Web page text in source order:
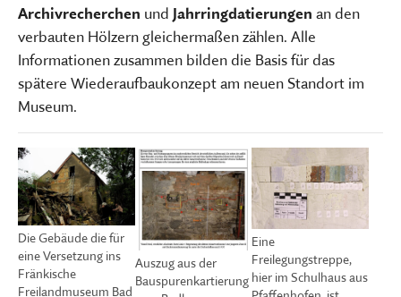
Archivrecherchen und Jahrringdatierungen an den
verbauten Hölzern gleichermaßen zählen. Alle
Informationen zusammen bilden die Basis für das
spätere Wiederaufbaukonzept am neuen Standort im
Museum.
Die Gebäude die für
eine Versetzung ins
Fränkische
Freilandmuseum Bad
Auszug aus der
Bauspurenkartierung
Eine
Freilegungstreppe,
hier im Schulhaus aus